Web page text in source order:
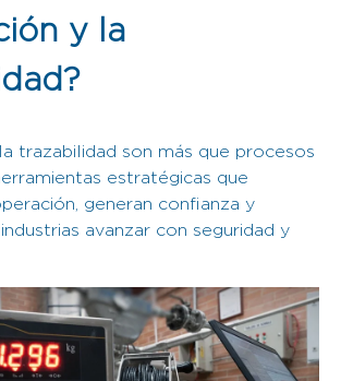
y la
trazabilidad son más que procesos
estratégicas que
generan confianza y
avanzar con seguridad y